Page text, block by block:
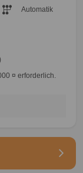
Automatik
¤ erforderlich.